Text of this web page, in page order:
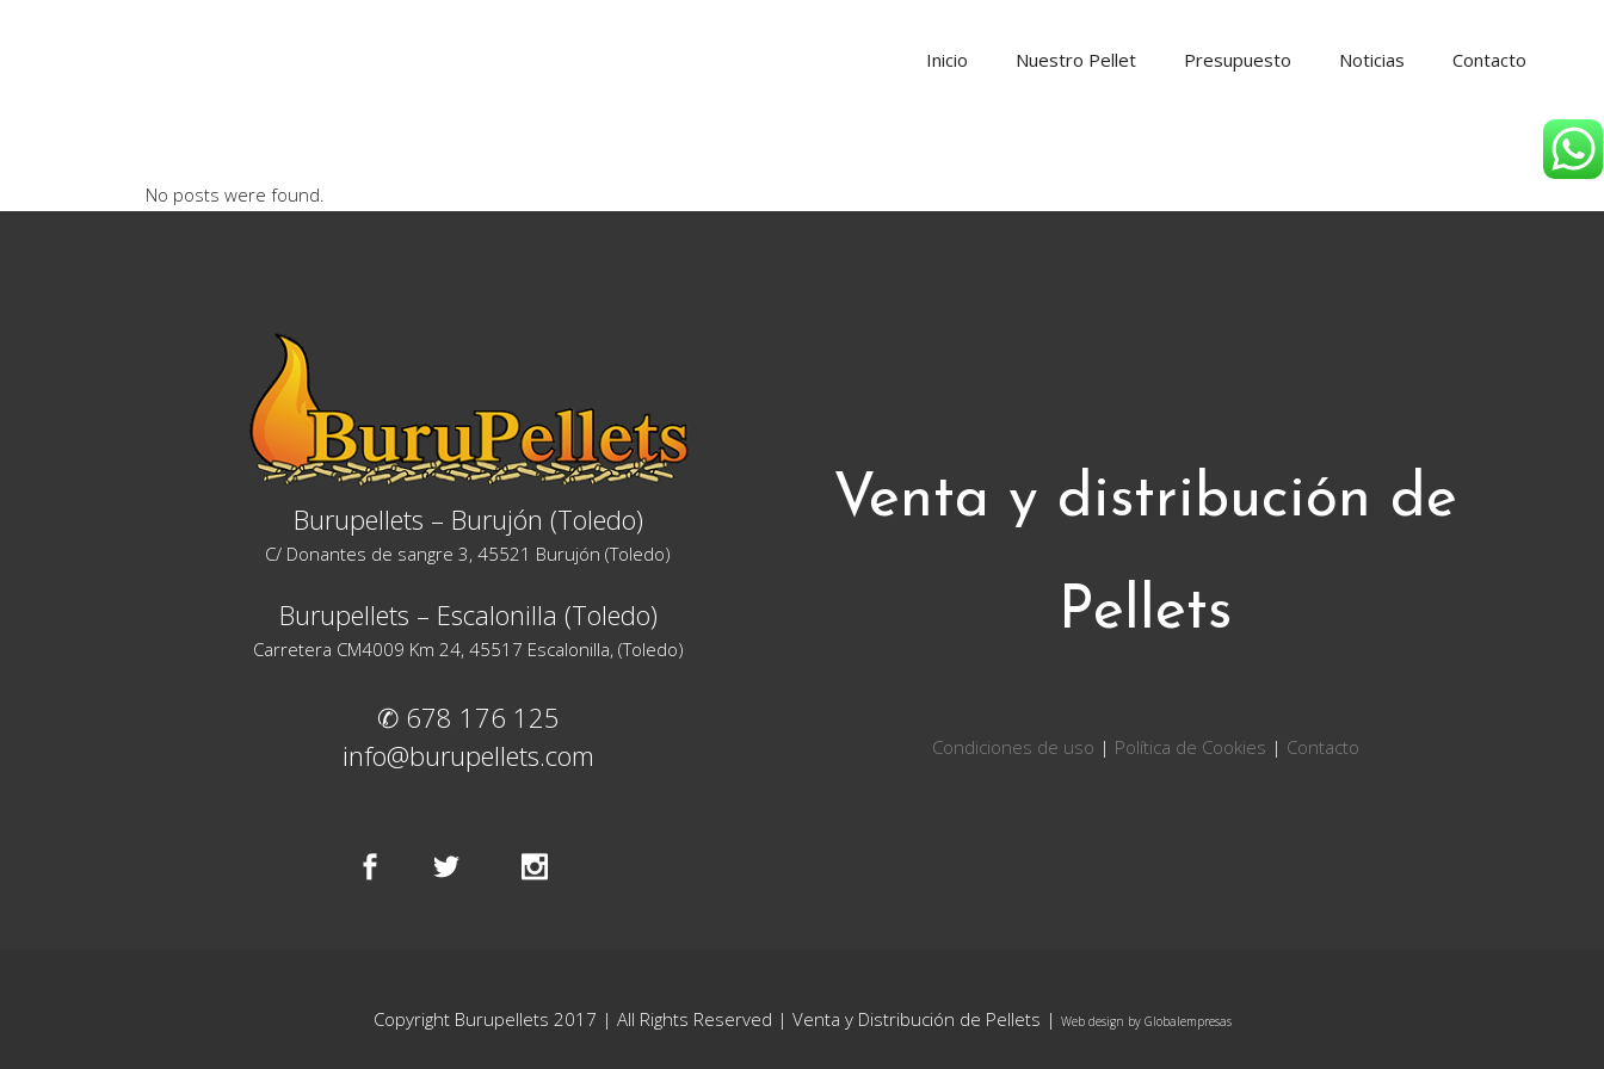
Inicio Nuestro Pellet Presupuesto Noticias Contacto
No posts were found.
Burupellets – Burujón (Toledo)
C/ Donantes de sangre 3, 45521 Burujón (Toledo)
Burupellets – Escalonilla (Toledo)
Carretera CM4009 Km 24, 45517 Escalonilla, (Toledo)
✆ 678 176 125
info@burupellets.com
Venta y distribución de
Pellets
Condiciones de uso | Política de Cookies | Contacto
Copyright Burupellets 2017 | All Rights Reserved | Venta y Distribución de Pellets | Web design by Globalempresas